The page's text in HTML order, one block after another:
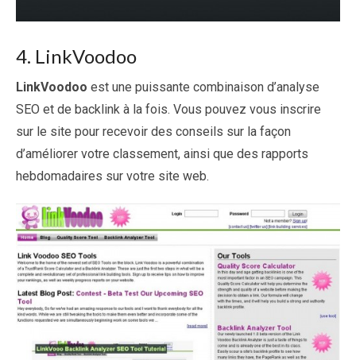
4. LinkVoodoo
LinkVoodoo est une puissante combinaison d’analyse
SEO et de backlink à la fois. Vous pouvez vous inscrire
sur le site pour recevoir des conseils sur la façon
d’améliorer votre classement, ainsi que des rapports
hebdomadaires sur votre site web.